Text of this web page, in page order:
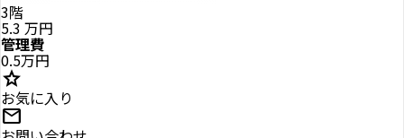
3階
5.3 万円
管理費
0.5万円
star
お気に入り
mail